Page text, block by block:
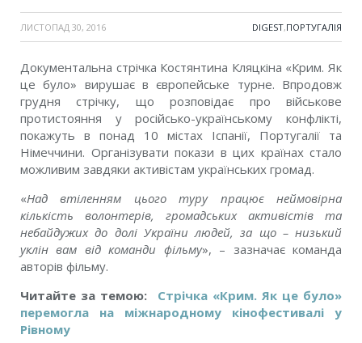
ЛИСТОПАД 30, 2016 DIGEST,ПОРТУГАЛІЯ
Документальна стрічка Костянтина Кляцкіна «Крим. Як
це було» вирушає в європейське турне. Впродовж
грудня стрічку, що
розповідає про військове
протистояння у російсько-українському конфлікті,
покажуть в понад 10 містах Іспанії, Португалії та
Німеччини. Організувати покази в цих країнах стало
можливим завдяки активістам українських громад.
«Над втіленням цього туру працює неймовірна
кількість волонтерів, громадських активістів та
небайдужих до долі України людей, за що – низький
уклін вам від команди фільму», – зазначає команда
авторів фільму.
Читайте за темою: Стрічка «Крим. Як це було»
перемогла на міжнародному кінофестивалі у
Рівному